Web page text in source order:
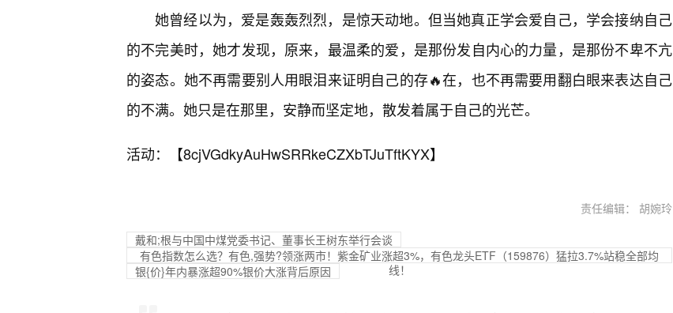
她曾经以为，爱是轰轰烈烈，是惊天动地。但当她真正学会爱自己，学会接纳自己
的不完美时，她才发现，原来，最温柔的爱，是那份发自内心的力量，是那份不卑不亢
的姿态。她不再需要别人用眼泪来证明自己的存🔥在，也不再需要用翻白眼来表达自己
的不满。她只是在那里，安静而坚定地，散发着属于自己的光芒。
活动：【8cjVGdkyAuHwSRRkeCZXbTJuTftKYX】
责任编辑： 胡婉玲
戴和;根与中国中煤党委书记、董事长王树东举行会谈
有色指数怎么选？有色,强势?领涨两市！紫金矿业涨超3%，有色龙头ETF（159876）猛拉3.7%站稳全部均
线！
银{价}年内暴涨超90%银价大涨背后原因